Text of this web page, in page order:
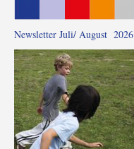
Newsletter Juli/ August 2026